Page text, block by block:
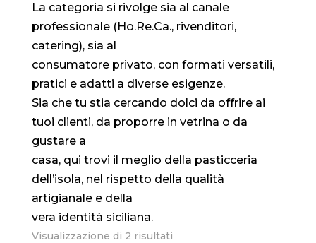
La categoria si rivolge sia al canale
professionale (Ho.Re.Ca., rivenditori,
catering), sia al
consumatore privato, con formati versatili,
pratici e adatti a diverse esigenze.
Sia che tu stia cercando dolci da offrire ai
tuoi clienti, da proporre in vetrina o da
gustare a
casa, qui trovi il meglio della pasticceria
dell’isola, nel rispetto della qualità
artigianale e della
vera identità siciliana.
Visualizzazione di 2 risultati